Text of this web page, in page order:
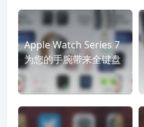
Apple Watch Series 7
为您的手腕带来全键盘